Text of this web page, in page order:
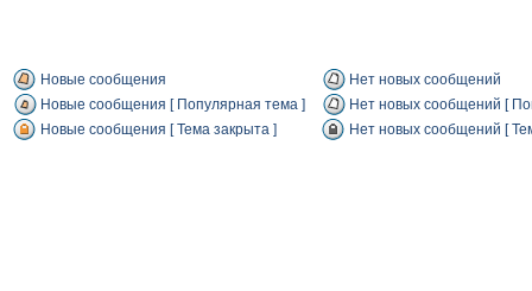
Новые сообщения
Нет новых сообщений
Новые сообщения [ Популярная тема ]
Нет новых сообщений [
Новые сообщения [ Тема закрыта ]
Нет новых сообщений [